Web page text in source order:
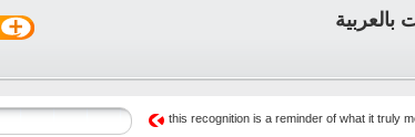
this recognition is a reminder of what it truly